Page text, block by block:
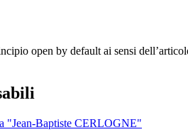
open by default ai sensi